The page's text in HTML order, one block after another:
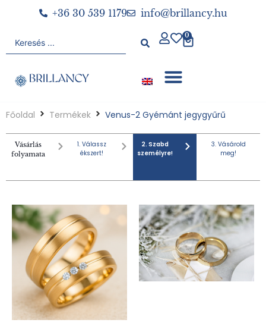
+36 30 539 1179 info@brillancy.hu
0
Főoldal Termékek Venus-2 Gyémánt jegygyűrű
Vásárlás
folyamata
1. Válassz
ékszert!
2. Szabd
személyre!
3. Vásárold
meg!